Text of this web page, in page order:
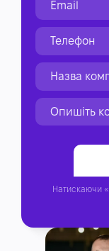
Натискаючи